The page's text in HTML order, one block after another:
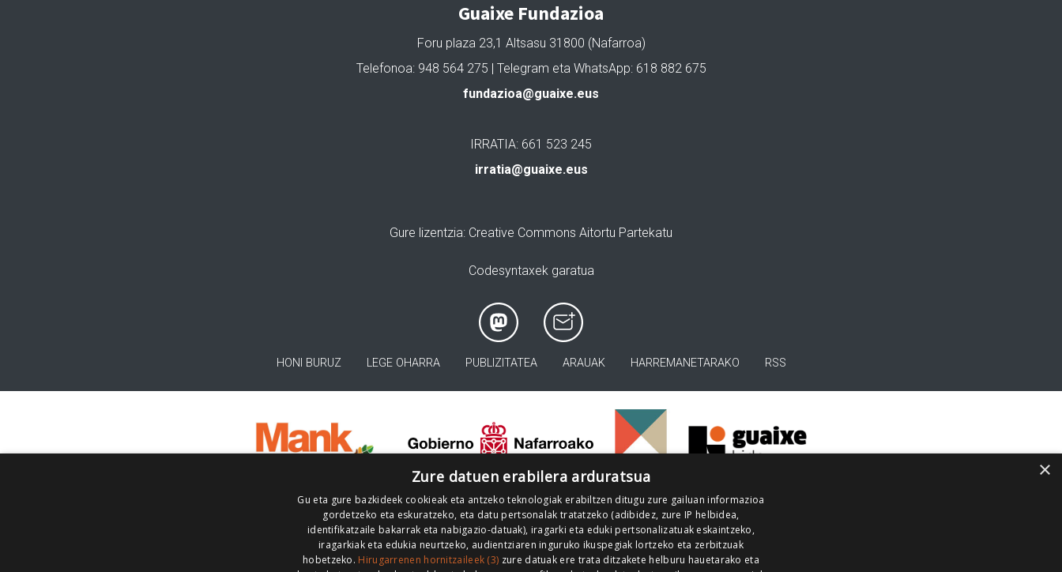
Guaixe Fundazioa
Foru plaza 23,1 Altsasu 31800 (Nafarroa)
Telefonoa: 948 564 275 | Telegram eta WhatsApp: 618 882 675
fundazioa@guaixe.eus
IRRATIA: 661 523 245
irratia@guaixe.eus
Gure lizentzia: Creative Commons Aitortu Partekatu
Codesyntaxek garatua
HONI BURUZ LEGE OHARRA PUBLIZITATEA ARAUAK HARREMANETARAKO RSS
×
Zure datuen erabilera arduratsua
Gu eta gure bazkideek cookieak eta antzeko teknologiak erabiltzen ditugu zure gailuan informazioa
gordetzeko eta eskuratzeko, eta datu pertsonalak tratatzeko (adibidez, zure IP helbidea,
identifikatzaile bakarrak eta nabigazio-datuak), iragarki eta eduki pertsonalizatuak eskaintzeko,
iragarkiak eta edukia neurtzeko, audientziaren inguruko ikuspegiak lortzeko eta zerbitzuak
hobetzeko. Hirugarrenen hornitzaileek (3) zure datuak ere trata ditzakete helburu hauetarako eta